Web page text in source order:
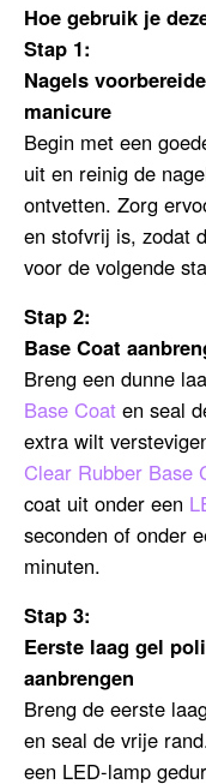
Hoe gebruik je
Stap 1:
Nagels
manicure
Begin met een
uit en reinig de
ontvetten. Zorg
en stofvrij is, zodat
voor de volgende
Stap 2:
Base Coat
Breng een dunne
Base Coat en seal
extra wilt
Clear Rubber Base
coat uit onder een
seconden of onder
minuten.
Stap 3:
Eerste laag gel
aanbrengen
Breng de eerste
en seal de vrije
een LED-lamp